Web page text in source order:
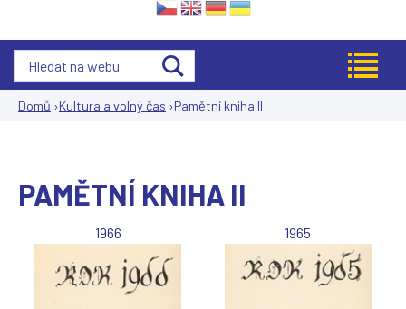
Domů ›Kultura a volný čas ›Pamětní kniha II
PAMĚTNÍ KNIHA II
1966 1965